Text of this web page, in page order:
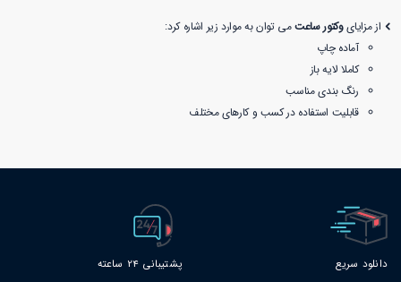
از مزایایوکتور ساعتمی توان به موارد زیر اشاره کرد:
آماده چاپ
کاملا لایه باز
رنگ بندی مناسب
قابلیت استفاده در کسب و کارهای مختلف
دانلود سریع پشتیبانی 24 ساعته